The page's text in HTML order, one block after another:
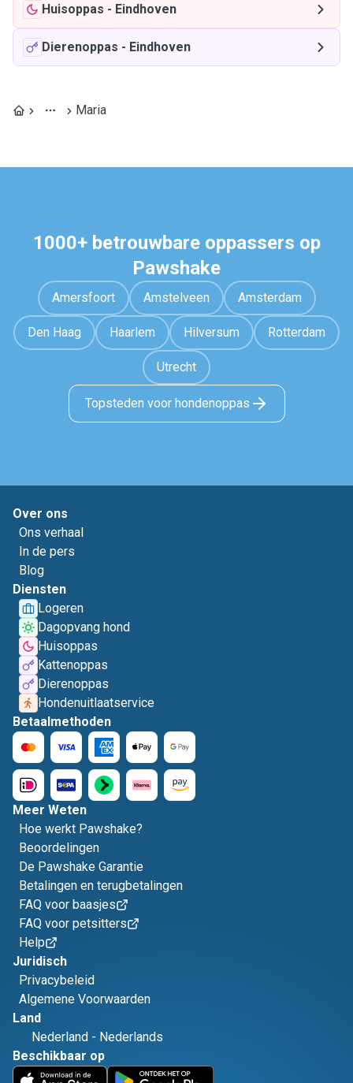
Huisoppas - Eindhoven
Dierenoppas - Eindhoven
Maria
1000+ betrouwbare oppassers op
Pawshake
Amersfoort Amstelveen Amsterdam
Den Haag Haarlem Hilversum Rotterdam
Utrecht
Topsteden voor hondenoppas
Over ons
Ons verhaal
In de pers
Blog
Diensten
Logeren
Dagopvang hond
Huisoppas
Kattenoppas
Dierenoppas
Hondenuitlaatservice
Betaalmethoden
Meer Weten
Hoe werkt Pawshake?
Beoordelingen
De Pawshake Garantie
Betalingen en terugbetalingen
FAQ voor baasjes
FAQ voor petsitters
Help
Juridisch
Privacybeleid
Algemene Voorwaarden
Land
Nederland - Nederlands
Beschikbaar op